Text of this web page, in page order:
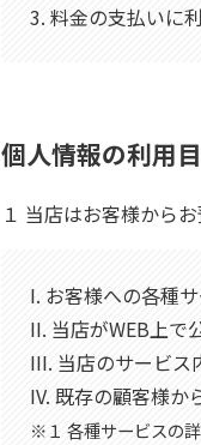
3. 料金の支払いに
個人情報の利用
１ 当店はお客様から
I. お客様への各種
II. 当店がWEB上で
III. 当店のサービス
IV. 既存の顧客様
※１ 各種サービスの